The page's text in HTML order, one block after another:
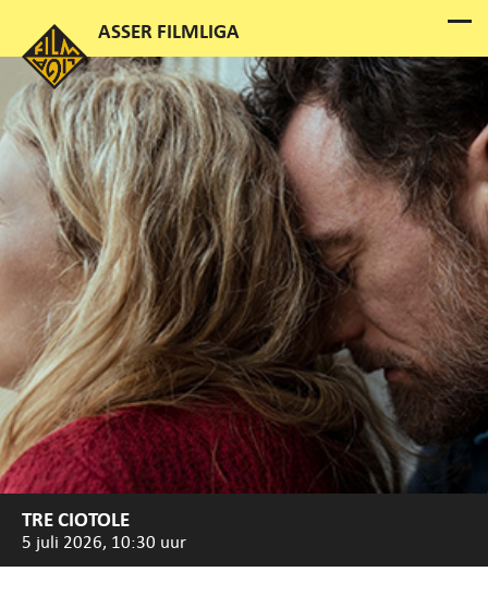
TRE CIOTOLE
5 juli 2026, 10:30 uur